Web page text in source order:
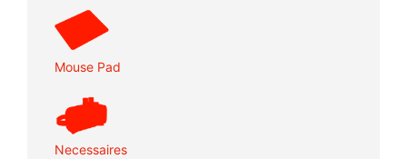
Mouse Pad
Necessaires